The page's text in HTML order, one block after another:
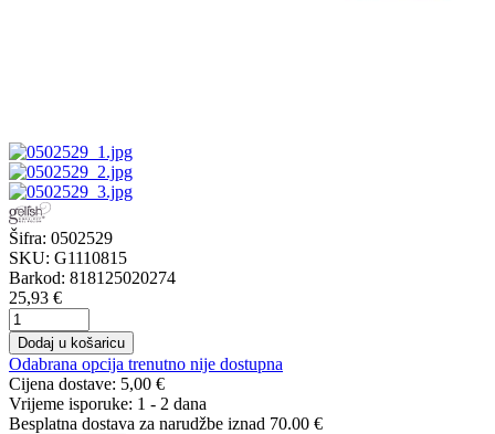
Šifra: 0502529
SKU: G1110815
Barkod: 818125020274
25,93 €
Dodaj u košaricu
Odabrana opcija trenutno nije dostupna
Cijena dostave: 5,00 €
Vrijeme isporuke: 1 - 2 dana
Besplatna dostava za narudžbe iznad 70.00 €